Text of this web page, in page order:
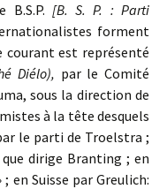
B.S.P. [B. S. P. : Parti
forment
courant est représenté
Diélo), par le Comité
sous la direction de
à la tête desquels
le parti de Troelstra ;
dirige Branting ; en
en Suisse par Greulich: